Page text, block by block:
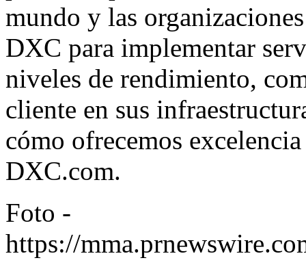
mundo y las
DXC para implementar
niveles de rendimiento,
cliente en sus
cómo ofrecemos
DXC.com.
Foto -
https://